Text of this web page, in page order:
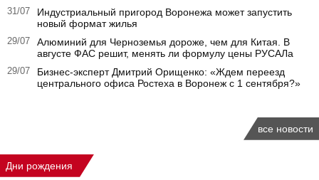
31/07
Индустриальный пригород Воронежа может запустить
новый формат жилья
29/07
Алюминий для Черноземья дороже, чем для Китая. В
августе ФАС решит, менять ли формулу цены РУСАЛа
29/07
Бизнес-эксперт Дмитрий Орищенко: «Ждем переезд
центрального офиса Ростеха в Воронеж с 1 сентября?»
все новости
Дни рождения